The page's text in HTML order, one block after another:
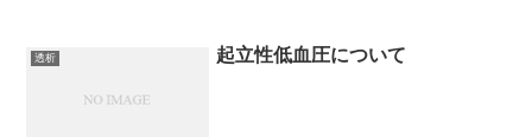
透析 起立性低血圧について